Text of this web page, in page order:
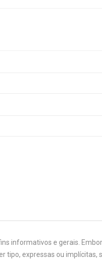
informativos e gerais.
expressas ou implícitas,